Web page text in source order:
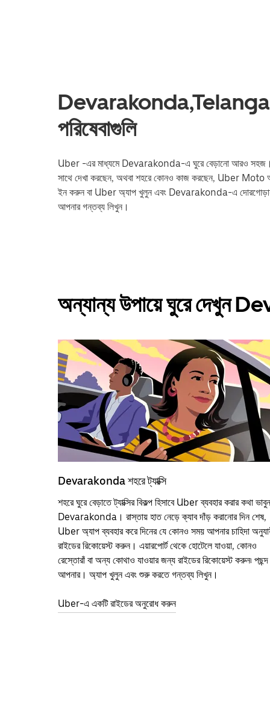
পরিষেবাগুলি
Uber -এর মাধ্যমে Devarakonda-এ ঘুরে বেড়ানো আরও সহজ। আপনি
সাথে দেখা করছেন, অথবা শহরে কোনও কাজ করছেন, Uber Moto
ইন করুন বা Uber অ্যাপ খুলুন এবং Devarakonda-এ
আপনার গন্তব্য লিখুন।
অন্যান্য উপায়ে ঘুরে দেখুন
Devarakonda শহরে ট্যাক্সি
শহরে ঘুরে বেড়াতে ট্যাক্সির বিকল্প হিসাবে Uber ব্যবহার করার কথা ভাবুন
Devarakonda। রাস্তায় হাত নেড়ে ক্যাব দাঁড় করানোর দিন শেষ,
Uber অ্যাপ ব্যবহার করে দিনের যে কোনও সময় আপনার চাহিদা
রাইডের রিকোয়েস্ট করুন। এয়ারপোর্ট থেকে হোটেলে যাওয়া, কোনও
রেস্তোরাঁ বা অন্য কোথাও যাওয়ার জন্য রাইডের রিকোয়েস্ট করুন৷ পছন্দ
আপনার। অ্যাপ খুলুন এবং শুরু করতে গন্তব্য লিখুন।
Uber-এ একটি রাইডের অনুরোধ করুন